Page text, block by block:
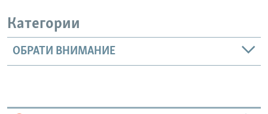
Категории
ОБРАТИ ВНИМАНИЕ